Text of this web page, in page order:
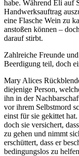
habe. Während Eli auf
Handwerksauftrag
eine Flasche Wein zu
anstoßen können –
darauf stirbt.
Zahlreiche Freunde
Beerdigung teil, doch
Mary Alices
diejenige Person,
ihn in der
vor ihrem Selbstmord
einst für sie gekittet
doch sie versichert,
zu gehen und nimmt
erschüttert, dass er
bedingungslos zu